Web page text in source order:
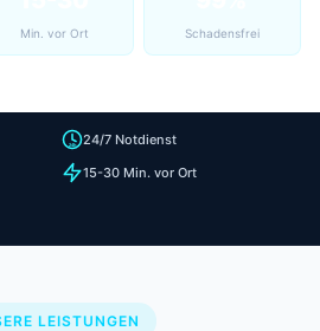
Min. vor Ort Schadensfrei
24/7 Notdienst
15-30 Min. vor Ort
LEISTUNGEN